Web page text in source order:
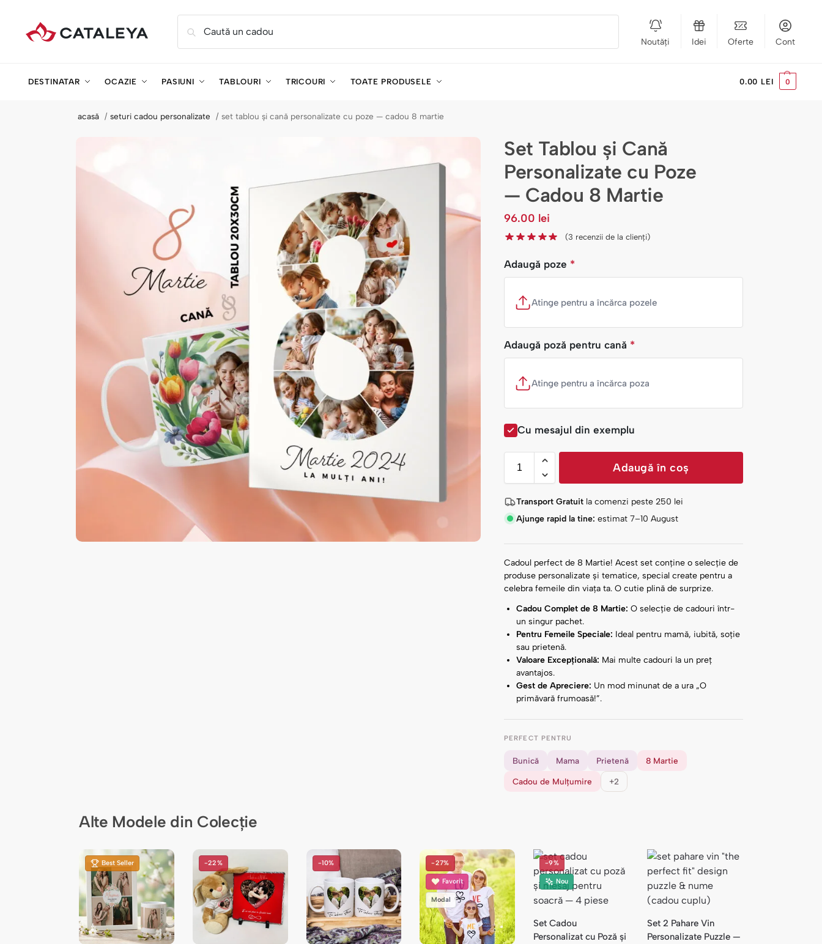
Caută un cadou
Noutăți Idei Oferte Cont
DESTINATAR OCAZIE PASIUNI TABLOURI TRICOURI TOATE PRODUSELE 0.00 LEI 0
acasă seturi cadou personalizate set tablou și cană personalizate cu poze — cadou 8 martie
Set Tablou și Cană
Personalizate cu Poze
— Cadou 8 Martie
96.00 lei
(3 recenzii de la clienți)
Adaugă poze *
Atinge pentru a încărca pozele
Adaugă poză pentru cană *
Atinge pentru a încărca poza
Cu mesajul din exemplu
Adaugă în coș
Transport Gratuit la comenzi peste250 lei
Ajunge rapid la tine: estimat 7–10 August
Cadoul perfect de 8 Martie! Acest set conține o selecție de
produse personalizate și tematice, special create pentru a
celebra femeile din viața ta. O cutie plină de surprize.
Cadou Complet de 8 Martie: O selecție de cadouri într-
un singur pachet.
Pentru Femeile Speciale: Ideal pentru mamă, iubită, soție
sau prietenă.
Valoare Excepțională: Mai multe cadouri la un preț
avantajos.
Gest de Apreciere: Un mod minunat de a ura „O
primăvară frumoasă!”.
PERFECT PENTRU
Bunică Mama Prietenă 8 Martie
Cadou de Mulțumire +2
Alte Modele din Colecție
Best Seller -22% -10% -27%
Favorit
Modal
-9%
Nou
Set Cadou
Personalizat cu Poză și
Set 2 Pahare Vin
Personalizate Puzzle —